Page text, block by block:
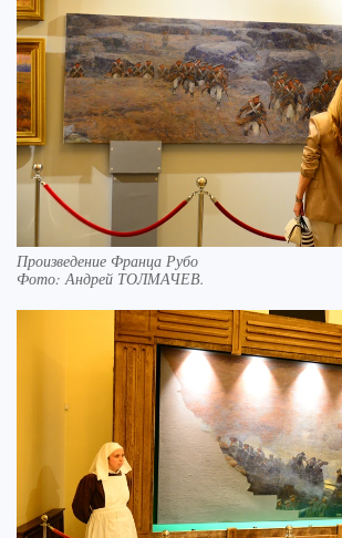
Произведение Франца Рубо
Фото: Андрей ТОЛМАЧЕВ.